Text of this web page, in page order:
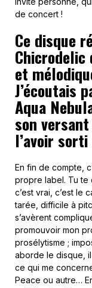
de concert !
Ce disque
Chicrodelic
et
J’écoutais
Aqua
son
l’avoir sorti
En fin de compte,
propre label. Tu te
c’est vrai, c’est le
tarée, difficile à
s’avèrent
promouvoir mon
prosélytisme ;
aborde le disque,
ce qui me
Peace ou autre…